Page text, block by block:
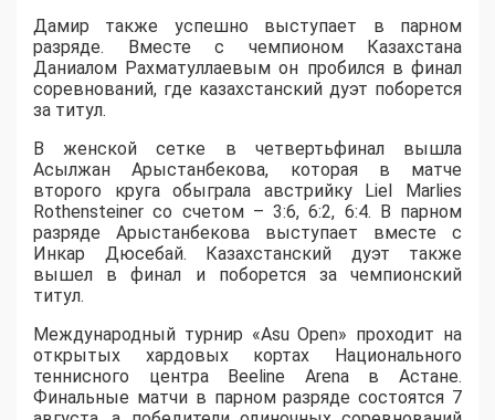
Дамир также успешно выступает в парном
разряде. Вместе с чемпионом Казахстана
Даниалом Рахматуллаевым он пробился в финал
соревнований, где казахстанский дуэт поборется
за титул.
В женской сетке в четвертьфинал вышла
Асылжан Арыстанбекова, которая в матче
второго круга обыграла австрийку Liel Marlies
Rothensteiner со счетом – 3:6, 6:2, 6:4. В парном
разряде Арыстанбекова выступает вместе с
Инкар Дюсебай. Казахстанский дуэт также
вышел в финал и поборется за чемпионский
титул.
Международный турнир «Asu Open» проходит на
открытых хардовых кортах Национального
теннисного центра Beeline Arena в Астане.
Финальные матчи в парном разряде состоятся 7